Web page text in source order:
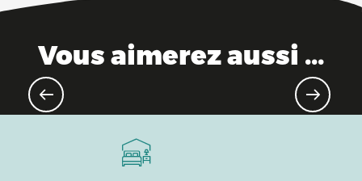
Vous aimerez aussi ...
Festivals de musique